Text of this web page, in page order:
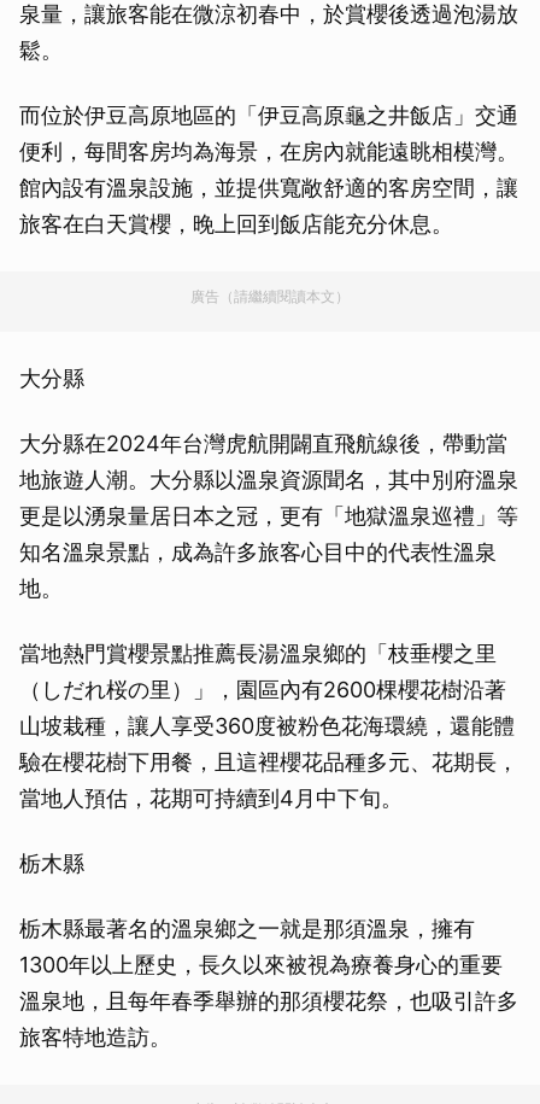
泉量，讓旅客能在微涼初春中，於賞櫻後透過泡湯放
鬆。
而位於伊豆高原地區的「伊豆高原龜之井飯店」交通
便利，每間客房均為海景，在房內就能遠眺相模灣。
館內設有溫泉設施，並提供寬敞舒適的客房空間，讓
旅客在白天賞櫻，晚上回到飯店能充分休息。
廣告（請繼續閱讀本文）
大分縣
大分縣在2024年台灣虎航開闢直飛航線後，帶動當
地旅遊人潮。大分縣以溫泉資源聞名，其中別府溫泉
更是以湧泉量居日本之冠，更有「地獄溫泉巡禮」等
知名溫泉景點，成為許多旅客心目中的代表性溫泉
地。
當地熱門賞櫻景點推薦長湯溫泉鄉的「枝垂櫻之里
（しだれ桜の里）」，園區內有2600棵櫻花樹沿著
山坡栽種，讓人享受360度被粉色花海環繞，還能體
驗在櫻花樹下用餐，且這裡櫻花品種多元、花期長，
當地人預估，花期可持續到4月中下旬。
栃木縣
栃木縣最著名的溫泉鄉之一就是那須溫泉，擁有
1300年以上歷史，長久以來被視為療養身心的重要
溫泉地，且每年春季舉辦的那須櫻花祭，也吸引許多
旅客特地造訪。